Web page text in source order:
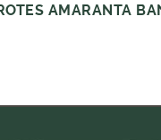
AMARANTA